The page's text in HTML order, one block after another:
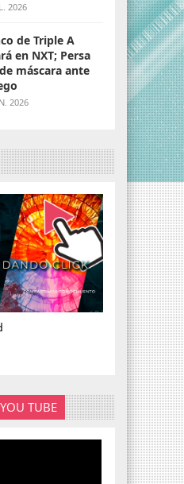
2026
de Triple A
NXT; Persa
máscara ante
2026
TUBE